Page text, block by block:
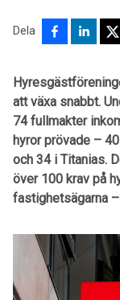
Dela
att växa snabbt.
74 fullmakter
hyror prövade –
och 34 i Titanias.
över 100 krav på
fastighetsägarna